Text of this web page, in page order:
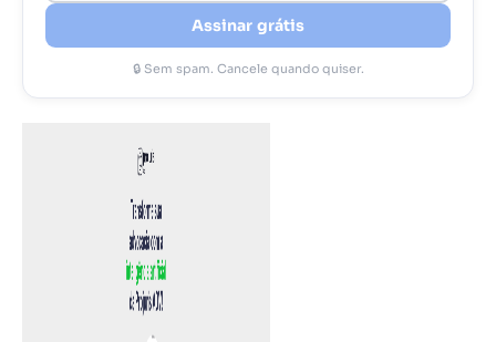
Assinar grátis
🔒 Sem spam. Cancele quando quiser.